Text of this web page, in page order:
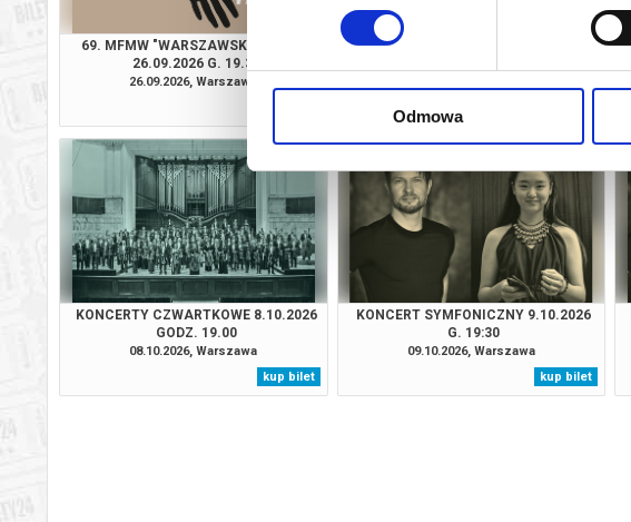
Odmowa
69. MFMW "WARSZAWSKA JESIEŃ"
26.09.2026 G. 19.30
26.09.2026, Warszawa
MAŁE MUZYCZNE PORANKI
KONCERTY CZWARTKOWE 8.10.2026
GODZ. 19.00
08.10.2026, Warszawa
kup bilet
KONCERT SYMFONICZNY 9.10.2026
G. 19:30
09.10.2026, Warszawa
kup bilet